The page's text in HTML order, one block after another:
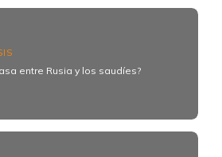
entre Rusia y los saudíes?